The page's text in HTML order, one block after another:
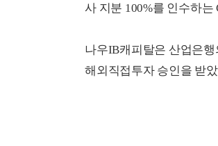
사 지분 100%를 인수하
나우IB캐피탈은 산업은
해외직접투자 승인을 받